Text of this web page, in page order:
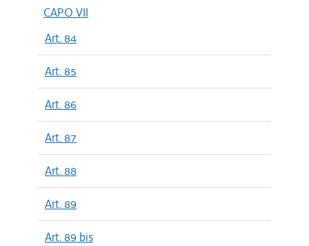
CAPO VII
Art. 84
Art. 85
Art. 86
Art. 87
Art. 88
Art. 89
Art. 89 bis